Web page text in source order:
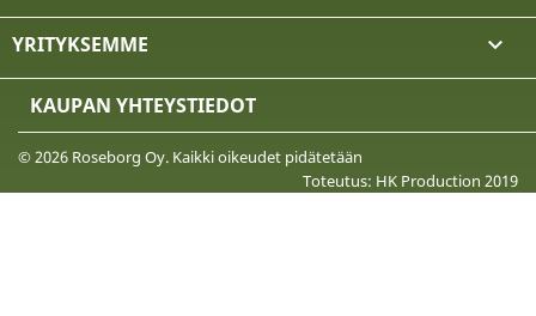
YRITYKSEMME 
KAUPAN YHTEYSTIEDOT
© 2026 Roseborg Oy. Kaikki oikeudet pidätetään
Toteutus: HK Production 2019